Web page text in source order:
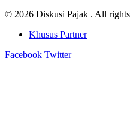
© 2026 Diskusi Pajak . All rights
Khusus Partner
Facebook Twitter